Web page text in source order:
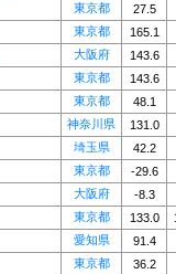
東京都
27.5
東京都
165.1
大阪府
143.6
東京都
143.6
東京都
48.1
神奈川県
131.0
埼玉県
42.2
東京都
-29.6
大阪府
-8.3
東京都 133.0
愛知県
91.4
東京都
36.2